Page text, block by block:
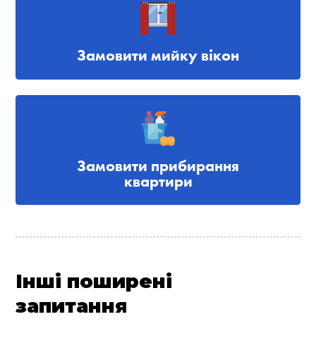
Замовити мийку вікон
Замовити прибирання
квартири
Інші поширені
запитання